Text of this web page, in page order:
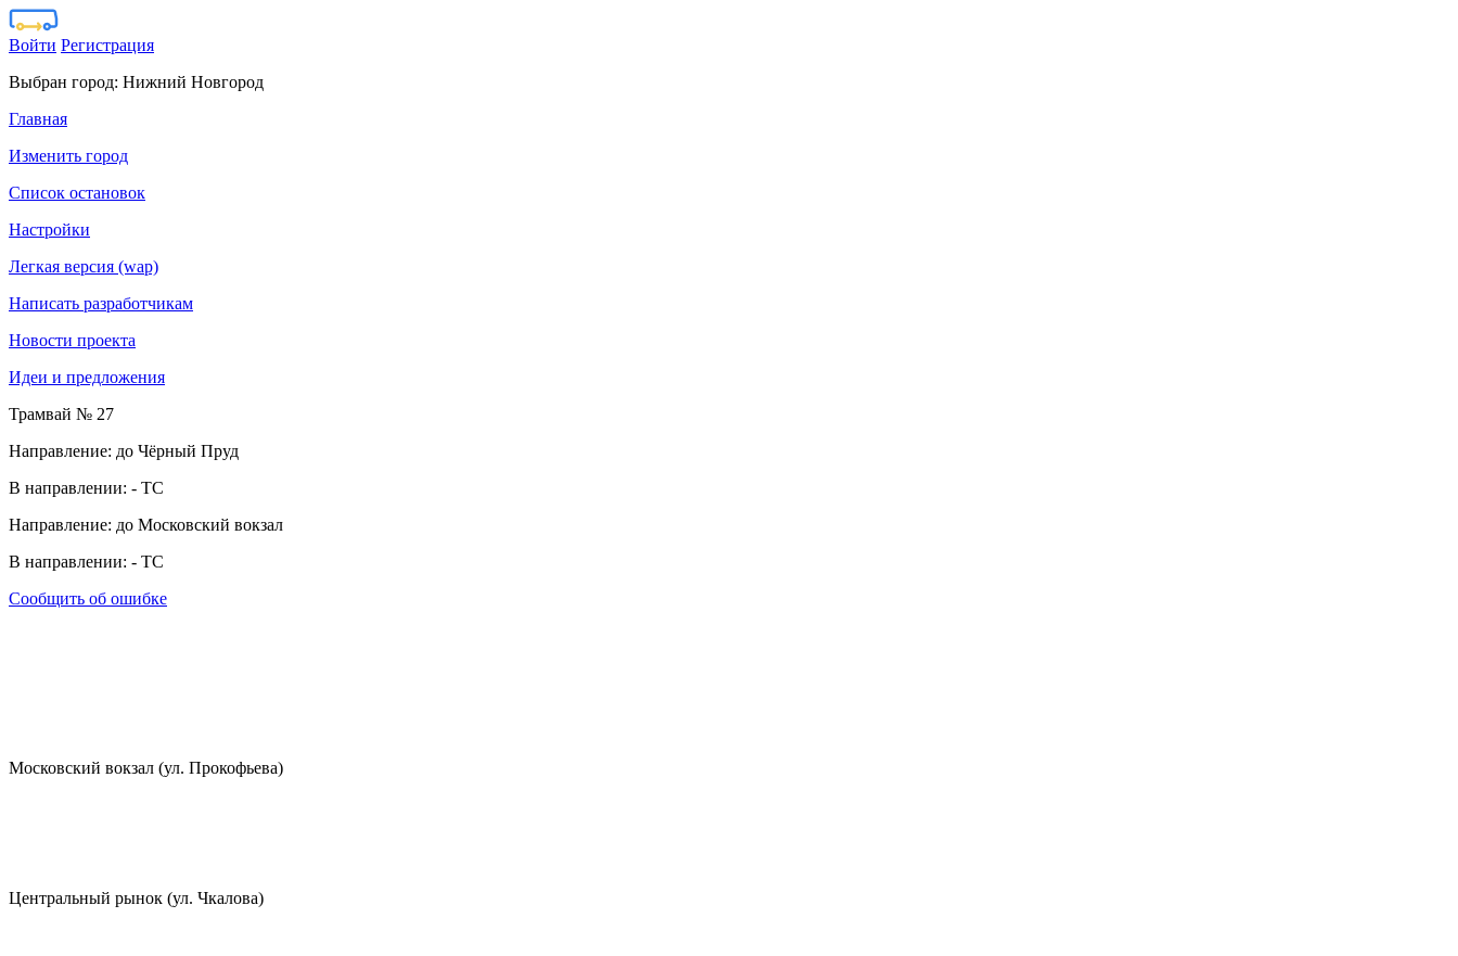
Войти Регистрация
Выбран город: Нижний Новгород
Главная
Изменить город
Список остановок
Настройки
Легкая версия (wap)
Написать разработчикам
Новости проекта
Идеи и предложения
Трамвай № 27
Направление: до Чёрный Пруд
В направлении: - ТС
Направление: до Московский вокзал
В направлении: - ТС
Сообщить об ошибке
Московский вокзал (ул. Прокофьева)
Центральный рынок (ул. Чкалова)